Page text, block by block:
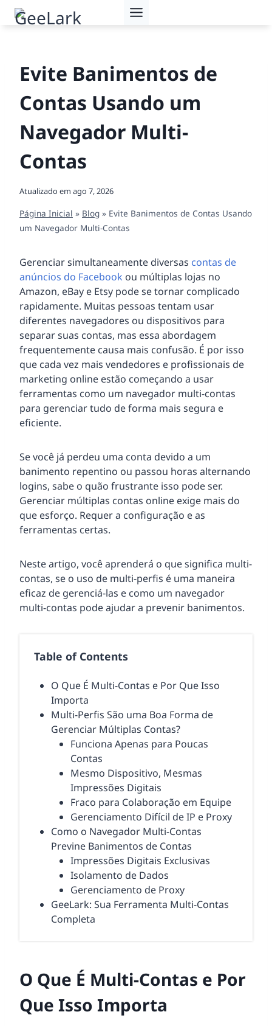
Pular
para
Evite Banimentos de
Contas Usando um
Navegador Multi-
Contas
Atualizado em ago 7, 2026
Página Inicial » Blog » Evite Banimentos de Contas Usando
um Navegador Multi-Contas
Gerenciar simultaneamente diversas contas de
anúncios do Facebook ou múltiplas lojas no
Amazon, eBay e Etsy pode se tornar complicado
rapidamente. Muitas pessoas tentam usar
diferentes navegadores ou dispositivos para
separar suas contas, mas essa abordagem
frequentemente causa mais confusão. É por isso
que cada vez mais vendedores e profissionais de
marketing online estão começando a usar
ferramentas como um navegador multi-contas
para gerenciar tudo de forma mais segura e
eficiente.
Se você já perdeu uma conta devido a um
banimento repentino ou passou horas alternando
logins, sabe o quão frustrante isso pode ser.
Gerenciar múltiplas contas online exige mais do
que esforço. Requer a configuração e as
ferramentas certas.
Neste artigo, você aprenderá o que significa multi-
contas, se o uso de multi-perfis é uma maneira
eficaz de gerenciá-las e como um navegador
multi-contas pode ajudar a prevenir banimentos.
Table of Contents
O Que É Multi-Contas e Por Que Isso
Importa
Multi-Perfis São uma Boa Forma de
Gerenciar Múltiplas Contas?
Funciona Apenas para Poucas
Contas
Mesmo Dispositivo, Mesmas
Impressões Digitais
Fraco para Colaboração em Equipe
Gerenciamento Difícil de IP e Proxy
Como o Navegador Multi-Contas
Previne Banimentos de Contas
Impressões Digitais Exclusivas
Isolamento de Dados
Gerenciamento de Proxy
GeeLark: Sua Ferramenta Multi-Contas
Completa
O Que É Multi-Contas e Por
Que Isso Importa